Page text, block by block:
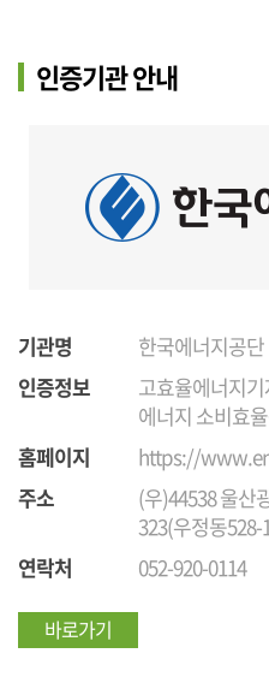
인증기관 안내
기관명
한국에너지공단
인증정보
고효율에너지
에너지 소비효
홈페이지
https://
주소
(우)44538 울산
323(우정동528-
연락처
052-920-0114
바로가기